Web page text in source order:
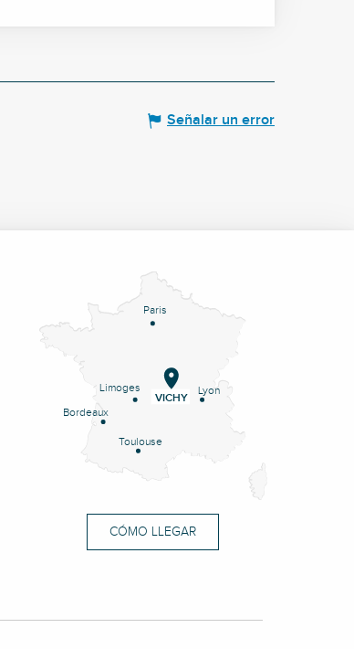
Señalar un error
Paris
Lyon
Limoges
Bordeaux
Toulouse
VICHY
CÓMO LLEGAR